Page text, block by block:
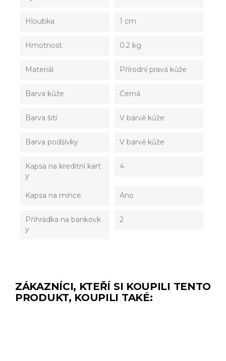
Hloubka 1 cm
Hmotnost 0.2 kg
Materiál Přírodní pravá kůže
Barva kůže Černá
Barva šití V barvě kůže
Barva podšívky V barvě kůže
Kapsa na kreditní kart
y
4
Kapsa na mince Ano
Přihrádka na bankovk
y
2
ZÁKAZNÍCI, KTEŘÍ SI KOUPILI TENTO
PRODUKT, KOUPILI TAKÉ: